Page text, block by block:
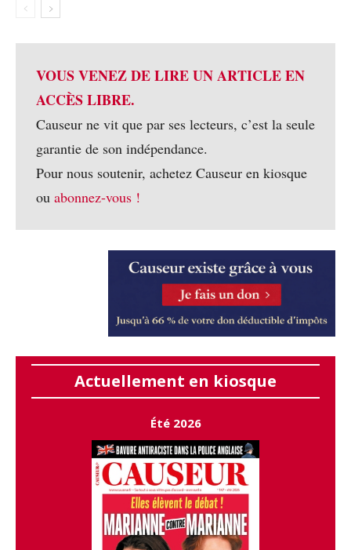
VOUS VENEZ DE LIRE UN ARTICLE EN
ACCÈS LIBRE.
Causeur ne vit que par ses lecteurs, c’est la seule
garantie de son indépendance.
Pour nous soutenir, achetez Causeur en kiosque
ou abonnez-vous !
Actuellement en kiosque
Été 2026